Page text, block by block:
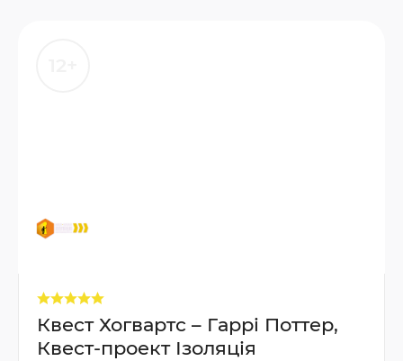
Квест Хогвартс – Гаррi Поттер,
Квест-проект Ізоляція